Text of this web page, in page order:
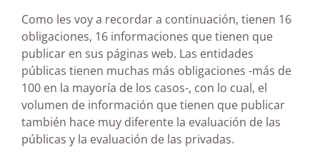
Como les voy a recordar a continuación, tienen 16
obligaciones, 16 informaciones que tienen que
publicar en sus páginas web. Las entidades
públicas tienen muchas más obligaciones -más de
100 en la mayoría de los casos-, con lo cual, el
volumen de información que tienen que publicar
también hace muy diferente la evaluación de las
públicas y la evaluación de las privadas.